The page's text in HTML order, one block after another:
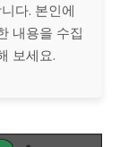
다. 본인에
내용을 수집
보세요.